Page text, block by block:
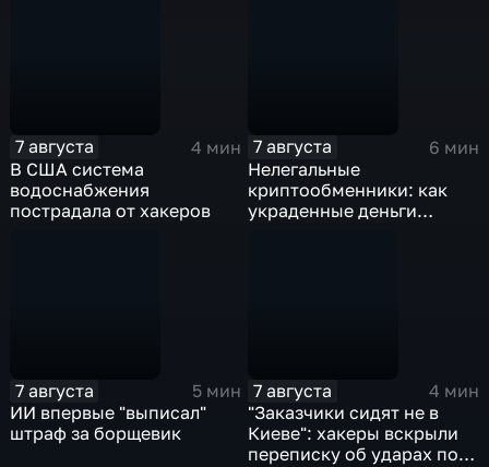
7 августа
4 мин
В США система
водоснабжения
пострадала от хакеров
7 августа
6 мин
Нелегальные
криптообменники: как
украденные деньги
7 августа
5 мин
ИИ впервые "выписал"
штраф за борщевик
7 августа
4 мин
"Заказчики сидят не в
Киеве": хакеры вскрыли
переписку об ударах по